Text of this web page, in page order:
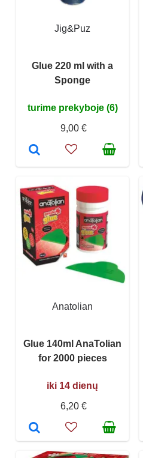
Jig&Puz
Glue 220 ml with a
Sponge
turime prekyboje (6)
9,00 €
Anatolian
Glue 140ml AnaTolian
for 2000 pieces
iki 14 dienų
6,20 €